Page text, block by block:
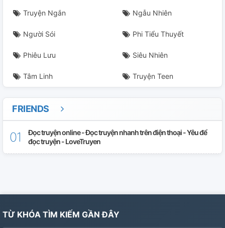
Truyện Ngắn Ngẫu Nhiên
Người Sói Phi Tiểu Thuyết
Phiêu Lưu Siêu Nhiên
Tâm Linh Truyện Teen
FRIENDS
Đọc truyện online - Đọc truyện nhanh trên điện thoại - Yêu để
đọc truyện - LoveTruyen
TỪ KHÓA TÌM KIẾM GẦN ĐÂY